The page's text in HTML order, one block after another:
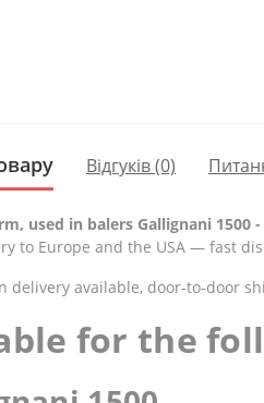
Відгуків (0)
used in balers Gallignani 1500 -
to Europe and the USA — fast
delivery available, door-to-door
for the